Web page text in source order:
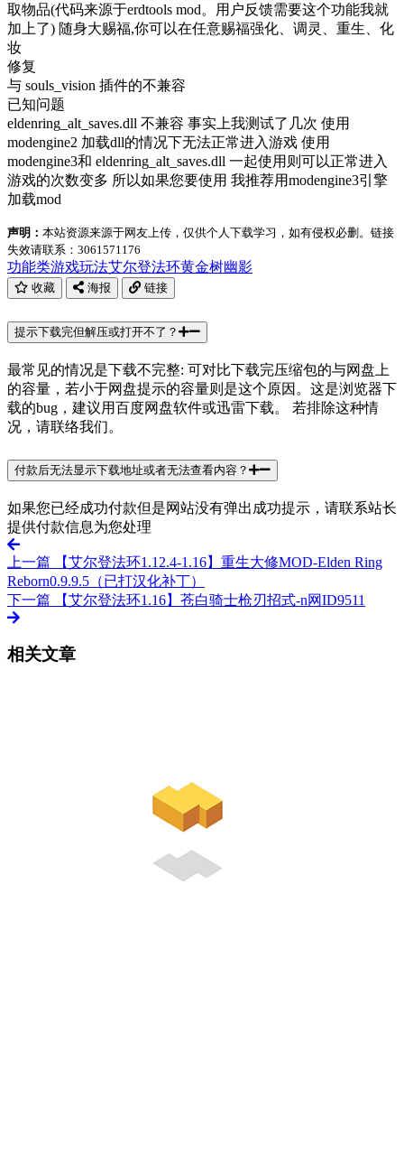
取物品(代码来源于erdtools mod。用户反馈需要这个功能我就
加上了) 随身大赐福,你可以在任意赐福强化、调灵、重生、化
妆
修复
与 souls_vision 插件的不兼容
已知问题
eldenring_alt_saves.dll 不兼容 事实上我测试了几次 使用
modengine2 加载dll的情况下无法正常进入游戏 使用
modengine3和 eldenring_alt_saves.dll 一起使用则可以正常进入
游戏的次数变多 所以如果您要使用 我推荐用modengine3引擎
加载mod
声明： 本站资源来源于网友上传，仅供个人下载学习，如有侵权必删。链接
失效请联系：3061571176
功能类游戏玩法艾尔登法环黄金树幽影
收藏 海报 链接
提示下载完但解压或打开不了？
最常见的情况是下载不完整: 可对比下载完压缩包的与网盘上
的容量，若小于网盘提示的容量则是这个原因。这是浏览器下
载的bug，建议用百度网盘软件或迅雷下载。 若排除这种情
况，请联络我们。
付款后无法显示下载地址或者无法查看内容？
如果您已经成功付款但是网站没有弹出成功提示，请联系站长
提供付款信息为您处理
上一篇
【艾尔登法环1.12.4-1.16】重生大修MOD-Elden Ring
Reborn0.9.9.5（已打汉化补丁）
下一篇
【艾尔登法环1.16】苍白骑士枪刃招式-n网ID9511
相关文章